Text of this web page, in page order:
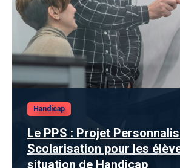
Handicap
Le PPS : Projet
Scolarisation pour les
situation de Handicap